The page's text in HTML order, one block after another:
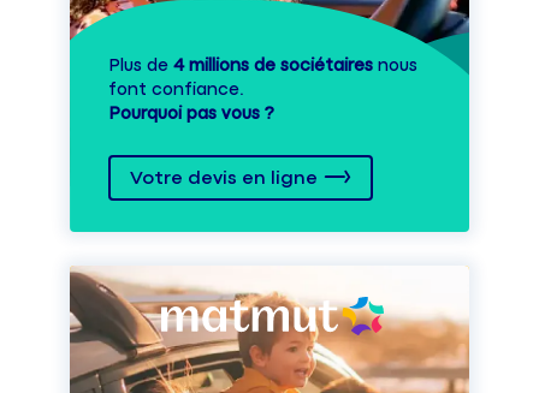
Plus de 4 millions de sociétaires nous
font confiance.
Pourquoi pas vous ?
Votre devis en ligne